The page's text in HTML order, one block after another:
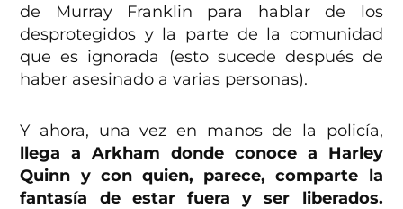
de Murray Franklin para hablar de los
desprotegidos y la parte de la comunidad
que es ignorada (esto sucede después de
haber asesinado a varias personas).
Y ahora, una vez en manos de la policía,
llega a Arkham donde conoce a Harley
Quinn y con quien, parece, comparte la
fantasía de estar fuera y ser liberados.